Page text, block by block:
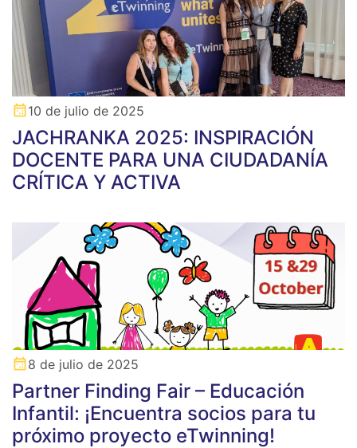
10 de julio de 2025
JACHRANKA 2025: INSPIRACIÓN
DOCENTE PARA UNA CIUDADANÍA
CRÍTICA Y ACTIVA
8 de julio de 2025
Partner Finding Fair – Educación
Infantil: ¡Encuentra socios para tu
próximo proyecto eTwinning!